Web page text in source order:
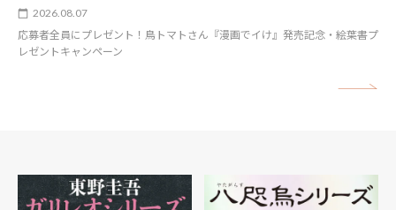
2026.08.07
応募者全員にプレゼント！鳥トマトさん『漫画でイけ』発売記念・絵葉書プ
レゼントキャンペーン